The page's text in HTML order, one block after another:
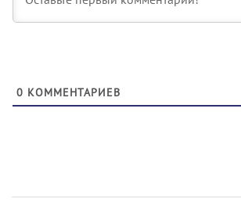
0 КОММЕНТАРИЕВ